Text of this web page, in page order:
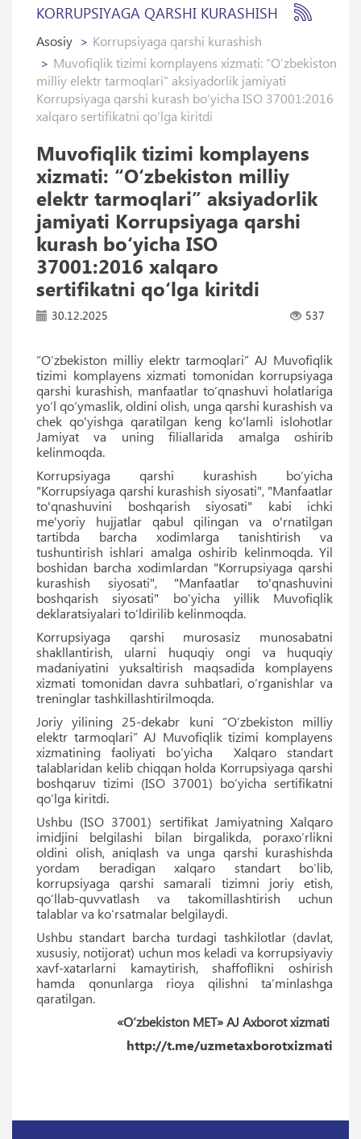
KORRUPSIYAGA QARSHI KURASHISH
Asosiy
Korrupsiyaga qarshi kurashish
Muvofiqlik tizimi komplayens xizmati: “O‘zbekiston
milliy elektr tarmoqlari” aksiyadorlik jamiyati
Korrupsiyaga qarshi kurash bo‘yicha ISO 37001:2016
xalqaro sertifikatni qo‘lga kiritdi
Muvofiqlik tizimi komplayens
xizmati: “O‘zbekiston milliy
elektr tarmoqlari” aksiyadorlik
jamiyati Korrupsiyaga qarshi
kurash bo‘yicha ISO
37001:2016 xalqaro
sertifikatni qo‘lga kiritdi
30.12.2025 537
“O‘zbekiston milliy elektr tarmoqlari” AJ Muvofiqlik
tizimi komplayens xizmati tomonidan korrupsiyaga
qarshi kurashish, manfaatlar to‘qnashuvi holatlariga
yo‘l qo‘ymaslik, oldini olish, unga qarshi kurashish va
chek qo'yishga qaratilgan keng ko'lamli islohotlar
Jamiyat va uning filiallarida amalga oshirib
kelinmoqda.
Korrupsiyaga qarshi kurashish bo‘yicha
"Korrupsiyaga qarshi kurashish siyosati", "Manfaatlar
to'qnashuvini boshqarish siyosati" kabi ichki
me'yoriy hujjatlar qabul qilingan va o'rnatilgan
tartibda barcha xodimlarga tanishtirish va
tushuntirish ishlari amalga oshirib kelinmoqda. Yil
boshidan barcha xodimlardan "Korrupsiyaga qarshi
kurashish siyosati", "Manfaatlar to'qnashuvini
boshqarish siyosati" bo‘yicha yillik Muvofiqlik
deklaratsiyalari to‘ldirilib kelinmoqda.
Korrupsiyaga qarshi murosasiz munosabatni
shakllantirish, ularni huquqiy ongi va huquqiy
madaniyatini yuksaltirish maqsadida komplayens
xizmati tomonidan davra suhbatlari, o‘rganishlar va
treninglar tashkillashtirilmoqda.
Joriy yilining 25-dekabr kuni “O‘zbekiston milliy
elektr tarmoqlari” AJ Muvofiqlik tizimi komplayens
xizmatining faoliyati bo‘yicha Xalqaro standart
talablaridan kelib chiqqan holda Korrupsiyaga qarshi
boshqaruv tizimi (ISO 37001) bo‘yicha sertifikatni
qo‘lga kiritdi.
Ushbu (ISO 37001) sertifikat Jamiyatning Xalqaro
imidjini belgilashi bilan birgalikda, poraxoʻrlikni
oldini olish, aniqlash va unga qarshi kurashishda
yordam beradigan xalqaro standart boʻlib,
korrupsiyaga qarshi samarali tizimni joriy etish,
qoʻllab-quvvatlash va takomillashtirish uchun
talablar va koʻrsatmalar belgilaydi.
Ushbu standart barcha turdagi tashkilotlar (davlat,
xususiy, notijorat) uchun mos keladi va korrupsiyaviy
xavf-xatarlarni kamaytirish, shaffoflikni oshirish
hamda qonunlarga rioya qilishni taʼminlashga
qaratilgan.
«O‘zbekiston MET» AJ Axborot xizmati
http://t.me/uzmetaxborotxizmati